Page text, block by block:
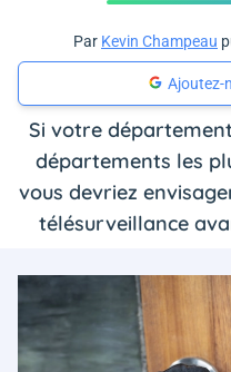
Par Kevin Champeau
Ajoutez-
Si votre
départements les
vous devriez
télésurveillance